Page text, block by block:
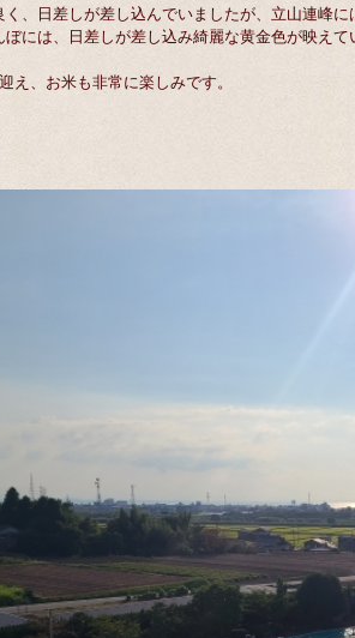
、日差しが差し込んでいましたが、立山連峰に
ぼには、日差しが差し込み綺麗な黄金色が映えて
え、お米も非常に楽しみです。